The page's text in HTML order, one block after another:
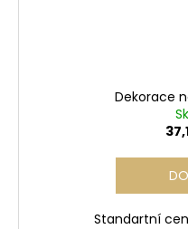
Dekorace
Standartní